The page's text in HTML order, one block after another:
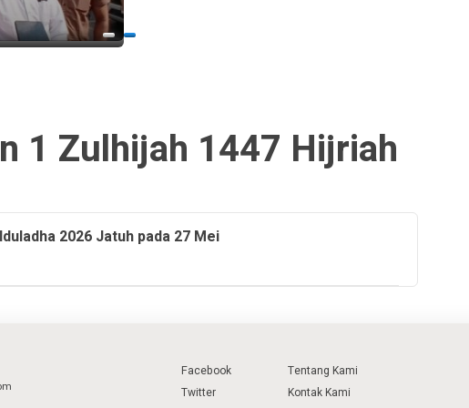
1 Zulhijah 1447 Hijriah
2026 Jatuh pada 27 Mei
Facebook
Twitter
Tentang Kami
Kontak Kami